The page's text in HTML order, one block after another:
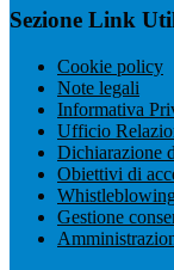
Sezione Link
Cookie policy
Note legali
Informativa
Ufficio
Dichiarazione
Obiettivi di
Gestione